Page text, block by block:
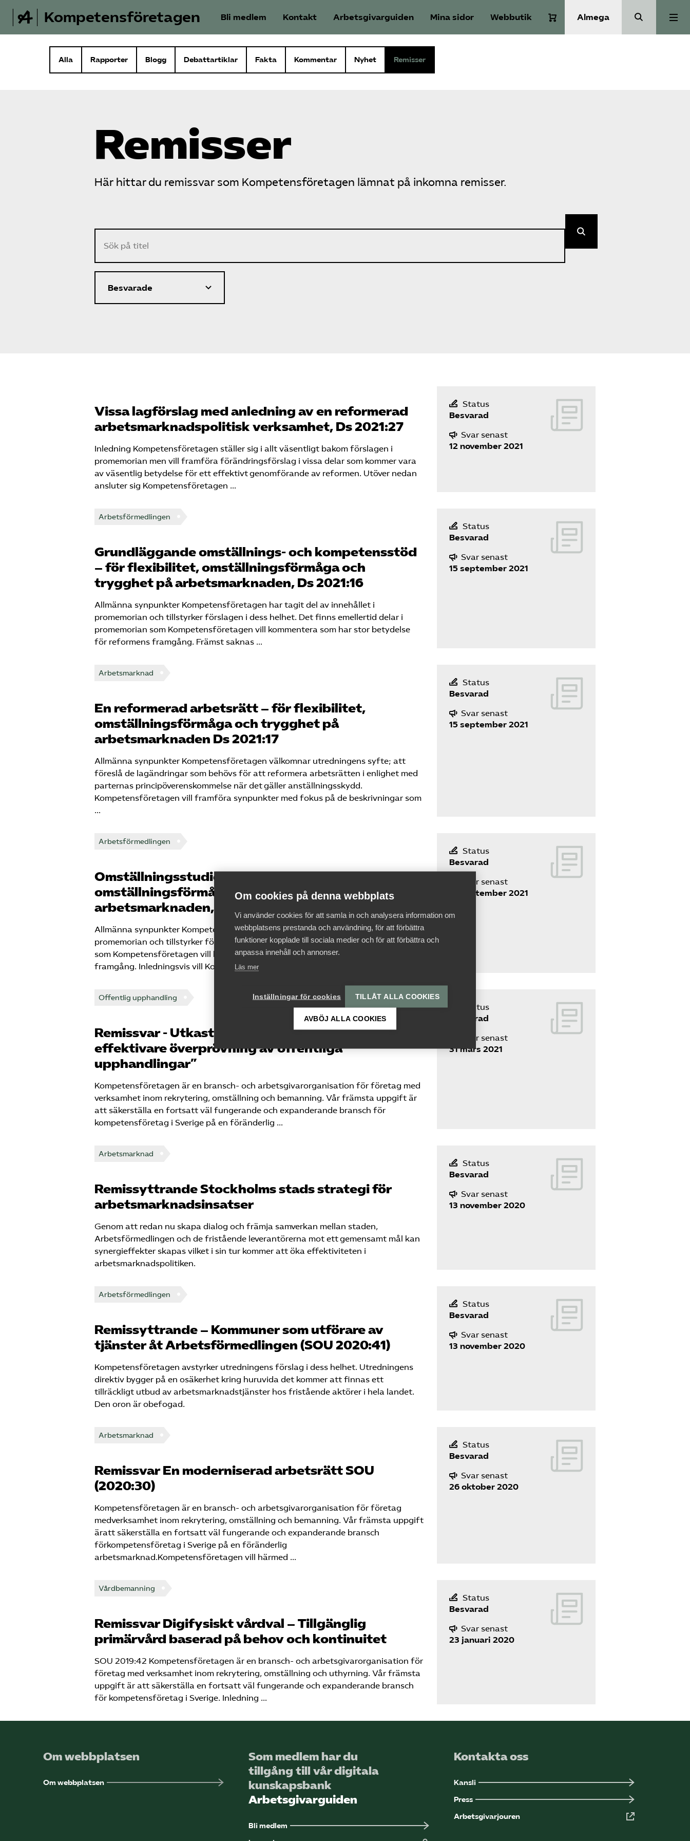
Kompetensföretagen Bli medlem Kontakt Arbetsgivarguiden Mina sidor Webbutik Almega
Kurser och aktiviteter
Bli medlem
Alla Rapporter Blogg Debattartiklar Fakta Kommentar Nyhet Remisser
Remisser
Här hittar du remissvar som Kompetensföretagen lämnat på inkomna remisser.
Vissa lagförslag med anledning av en reformerad
arbetsmarknadspolitisk verksamhet, Ds 2021:27
Inledning Kompetensföretagen ställer sig i allt väsentligt bakom förslagen i
promemorian men vill framföra förändringsförslag i vissa delar som kommer vara
av väsentlig betydelse för ett effektivt genomförande av reformen. Utöver nedan
ansluter sig Kompetensföretagen …
Status
Besvarad
Svar senast
12 november 2021
Arbetsförmedlingen
Grundläggande omställnings- och kompetensstöd
– för flexibilitet, omställningsförmåga och
trygghet på arbetsmarknaden, Ds 2021:16
Allmänna synpunkter Kompetensföretagen har tagit del av innehållet i
promemorian och tillstyrker förslagen i dess helhet. Det finns emellertid delar i
promemorian som Kompetensföretagen vill kommentera som har stor betydelse
för reformens framgång. Främst saknas …
Status
Besvarad
Svar senast
15 september 2021
Arbetsmarknad
En reformerad arbetsrätt – för flexibilitet,
omställningsförmåga och trygghet på
arbetsmarknaden Ds 2021:17
Allmänna synpunkter Kompetensföretagen välkomnar utredningens syfte; att
föreslå de lagändringar som behövs för att reformera arbetsrätten i enlighet med
parternas principöverenskommelse när det gäller anställningsskydd.
Kompetensföretagen vill framföra synpunkter med fokus på de beskrivningar som
…
Status
Besvarad
Svar senast
15 september 2021
Arbetsförmedlingen
Omställningsstudiestöd – för flexibilitet,
omställningsförmåga och trygghet på
arbetsmarknaden, DS 2021:18
Allmänna synpunkter Kompetensföretagen har tagit del av innehållet i
promemorian och tillstyrker förslagen. Det finns emellertid delar av promemorian
som Kompetensföretagen vill kommentera som har stor betydelse för reformens
framgång. Inledningsvis vill Kompetensföretagen varna för …
Status
Besvarad
Svar senast
15 september 2021
Offentlig upphandling
Remissvar - Utkast till lagrådsremiss ”En
effektivare överprövning av offentliga
upphandlingar”
Kompetensföretagen är en bransch- och arbetsgivarorganisation för företag med
verksamhet inom rekrytering, omställning och bemanning. Vår främsta uppgift är
att säkerställa en fortsatt väl fungerande och expanderande bransch för
kompetensföretag i Sverige på en föränderlig …
Status
Besvarad
Svar senast
31 mars 2021
Arbetsmarknad
Remissyttrande Stockholms stads strategi för
arbetsmarknadsinsatser
Genom att redan nu skapa dialog och främja samverkan mellan staden,
Arbetsförmedlingen och de fristående leverantörerna mot ett gemensamt mål kan
synergieffekter skapas vilket i sin tur kommer att öka effektiviteten i
arbetsmarknadspolitiken.
Status
Besvarad
Svar senast
13 november 2020
Arbetsförmedlingen
Remissyttrande – Kommuner som utförare av
tjänster åt Arbetsförmedlingen (SOU 2020:41)
Kompetensföretagen avstyrker utredningens förslag i dess helhet. Utredningens
direktiv bygger på en osäkerhet kring huruvida det kommer att finnas ett
tillräckligt utbud av arbetsmarknadstjänster hos fristående aktörer i hela landet.
Den oron är obefogad.
Status
Besvarad
Svar senast
13 november 2020
Arbetsmarknad
Remissvar En moderniserad arbetsrätt SOU
(2020:30)
Kompetensföretagen är en bransch- och arbetsgivarorganisation för företag
medverksamhet inom rekrytering, omställning och bemanning. Vår främsta uppgift
äratt säkerställa en fortsatt väl fungerande och expanderande bransch
förkompetensföretag i Sverige på en föränderlig
arbetsmarknad.Kompetensföretagen vill härmed …
Status
Besvarad
Svar senast
26 oktober 2020
Vårdbemanning
Remissvar Digifysiskt vårdval – Tillgänglig
primärvård baserad på behov och kontinuitet
SOU 2019:42 Kompetensföretagen är en bransch- och arbetsgivar­organisation för
företag med verksamhet inom rekrytering, omställning och uthyrning. Vår främsta
uppgift är att säkerställa en fortsatt väl fungerande och expanderande bransch
för kompetens­företag i Sverige. Inledning …
Status
Besvarad
Svar senast
23 januari 2020
Om webbplatsen
Om webbplatsen
Som medlem har du
tillgång till vår digitala
kunskapsbank
Arbetsgivarguiden
Bli medlem
Kontakta oss
Kansli
Press
Arbetsgivarjouren
Om cookies på denna webbplats
Vi använder cookies för att samla in och analysera information om
webbplatsens prestanda och användning, för att förbättra
funktioner kopplade till sociala medier och för att förbättra och
anpassa innehåll och annonser.
Läs mer
Inställningar för cookies TILLÅT ALLA COOKIES
AVBÖJ ALLA COOKIES